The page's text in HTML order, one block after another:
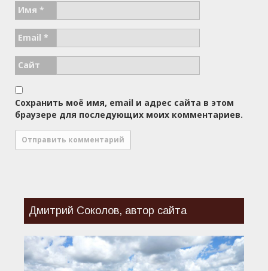
Имя *
Email *
Сайт
Сохранить моё имя, email и адрес сайта в этом
браузере для последующих моих комментариев.
Дмитрий Соколов, автор сайта